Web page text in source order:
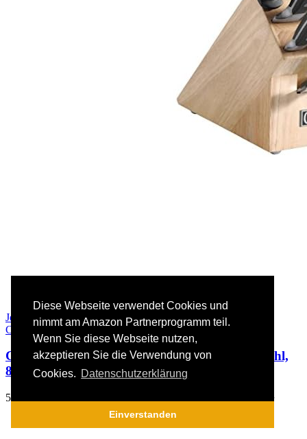
Diese Webseite verwendet Cookies und
nimmt am Amazon Partnerprogramm teil.
Wenn Sie diese Webseite nutzen,
akzeptieren Sie die Verwendung von
Cookies. Datenschutzerklärung
Einverstanden
Jetzt auf Amazon kaufen
Close
CS Kochsysteme 003159 Schneidwaren, Edelstahl,
8-teilig, schwarz, 38 x 28,3 x 39,4 cm,
53,54